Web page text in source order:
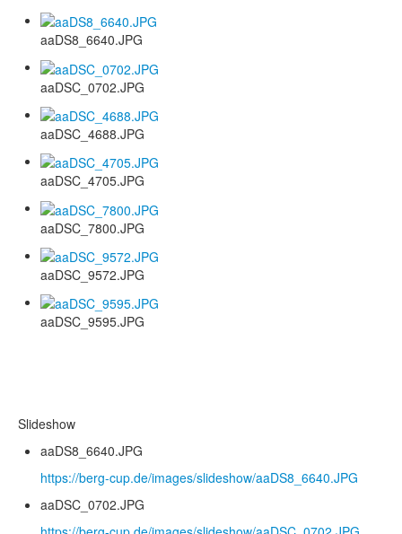
aaDS8_6640.JPG
aaDSC_0702.JPG
aaDSC_4688.JPG
aaDSC_4705.JPG
aaDSC_7800.JPG
aaDSC_9572.JPG
aaDSC_9595.JPG
Slideshow
aaDS8_6640.JPG
https://berg-cup.de/images/slideshow/aaDS8_6640.JPG
aaDSC_0702.JPG